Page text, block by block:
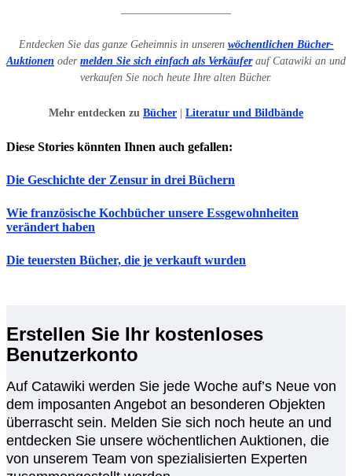
Entdecken Sie das ganze Geheimnis in unseren wöchentlichen Bücher-
Auktionen oder melden Sie sich einfach als Verkäuferauf Catawiki an und
verkaufen Sie noch heute Ihre alten Bücher.
Mehr entdecken zu Bücher Literatur und Bildbände
Diese Stories könnten Ihnen auch gefallen:
Die Geschichte der Zensur in drei Büchern
Wie französische Kochbücher unsere Essgewohnheiten
verändert haben
Die teuersten Bücher, die je verkauft wurden
Erstellen Sie Ihr kostenloses
Benutzerkonto
Auf Catawiki werden Sie jede Woche auf’s Neue von
dem imposanten Angebot an besonderen Objekten
überrascht sein. Melden Sie sich noch heute an und
entdecken Sie unsere wöchentlichen Auktionen, die
von unserem Team von spezialisierten Experten